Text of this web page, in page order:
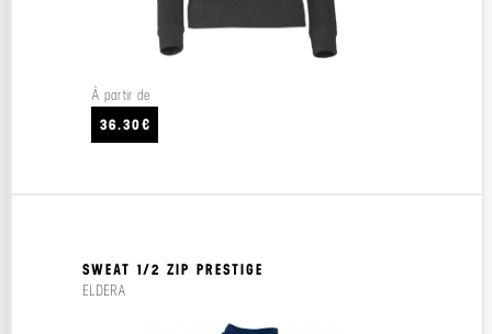
À partir de
36.30€
SWEAT 1/2 ZIP PRESTIGE
ELDERA